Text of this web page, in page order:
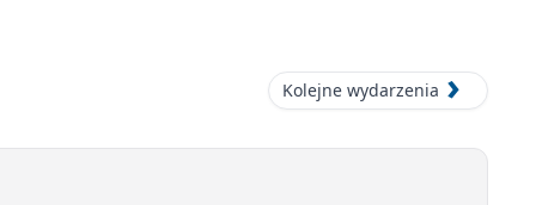
Kolejne wydarzenia